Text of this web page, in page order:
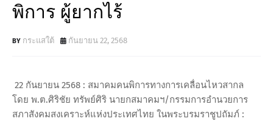
พิการ ผู้ยากไร้
กระแสใต้ กันยายน 22, 2568
22 กันยายน 2568 : สมาคมคนพิการทางการเคลื่อนไหวสากล
โดย พ.ต.ศิริชัย ทรัพย์ศิริ นายกสมาคมฯ/กรรมการอำนวยการ
สภาสังคมสงเคราะห์แห่งประเทศไทย ในพระบรมราชูปถัมภ์ :